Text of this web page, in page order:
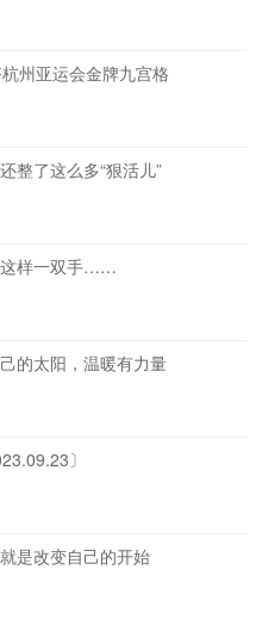
州亚运会金牌九宫格
整了这么多“狠活儿”
这样一双手……
的太阳，温暖有力量
〕
是改变自己的开始